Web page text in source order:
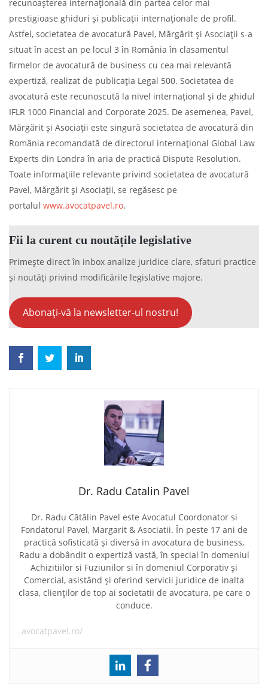
recunoașterea internațională din partea celor mai
prestigioase ghiduri și publicații internaționale de profil.
Astfel, societatea de avocatură Pavel, Mărgărit și Asociații s-a
situat în acest an pe locul 3 în România în clasamentul
firmelor de avocatură de business cu cea mai relevantă
expertiză, realizat de publicația Legal 500. Societatea de
avocatură este recunoscută la nivel internațional și de ghidul
IFLR 1000 Financial and Corporate 2025. De asemenea, Pavel,
Mărgărit și Asociații este singură societatea de avocatură din
România recomandată de directorul internațional Global Law
Experts din Londra în aria de practică Dispute Resolution.
Toate informațiile relevante privind societatea de avocatură
Pavel, Mărgărit și Asociații, se regăsesc pe
portalul www.avocatpavel.ro.
Fii la curent cu noutățile legislative
Primește direct în inbox analize juridice clare, sfaturi practice
și noutăți privind modificările legislative majore.
Abonați-vă la newsletter-ul nostru!
Dr. Radu Catalin Pavel
Dr. Radu Cătălin Pavel este Avocatul Coordonator si
Fondatorul Pavel, Margarit & Asociatii. În peste 17 ani de
practică sofisticată și diversă in avocatura de business,
Radu a dobândit o expertiză vastă, în special în domeniul
Achizitiilor si Fuziunilor si în domeniul Corporativ și
Comercial, asistând și oferind servicii juridice de inalta
clasa, clienților de top ai societatii de avocatura, pe care o
conduce.
avocatpavel.ro/